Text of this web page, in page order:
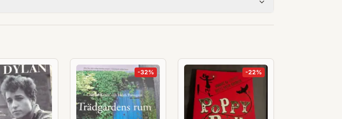
-32% -22%